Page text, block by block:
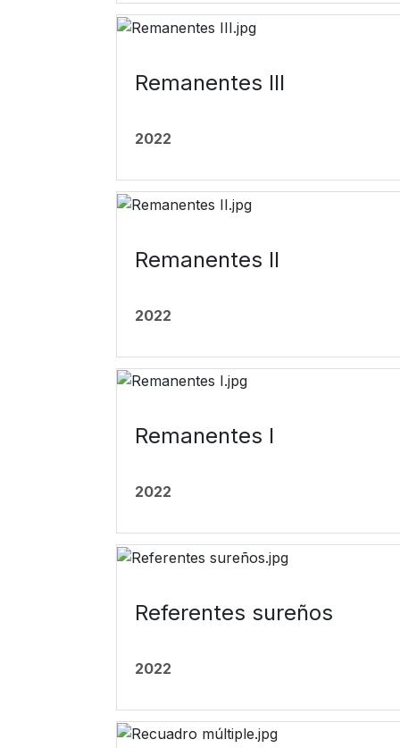
Remanentes III
2022
Remanentes II
2022
Remanentes I
2022
Referentes sureños
2022